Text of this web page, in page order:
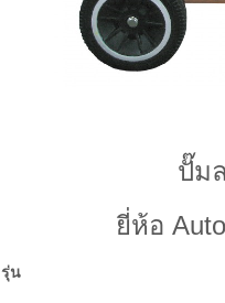
ปั๊มลมโ
ยี่ห้อ Auto
รุ่น